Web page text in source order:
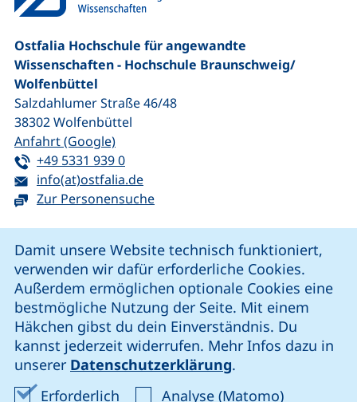
Damit unsere Website technisch funktioniert,
verwenden wir dafür erforderliche Cookies.
Außerdem ermöglichen optionale Cookies eine
bestmögliche Nutzung der Seite. Mit einem
Häkchen gibst du dein Einverständnis. Du
kannst jederzeit widerrufen. Mehr Infos dazu in
unserer Datenschutzerklärung.
Erforderlich Erforderliche Cookies akzeptieren
Analyse (Matomo)Analyse-
Ostfalia Hochschule für angewandte
Wissenschaften - Hochschule Braunschweig/​
Wolfenbüttel
Salzdahlumer Straße 46/48
38302Wolfenbüttel
Anfahrt (Google)(externer Link, öffnet neues Fenster)
Tel:
+49 5331 939 0(startet einen Telefonanruf, wenn Ihr
E-Mail:
info(at)ostfalia.de(öffnet Ihr E-Mail-Programm)
Zur Personensuche
unsere Facebook-Seite (externer Link, öffnet neues
unsere LinkedIn-Seite (externer Link, öffnet
unsere Instagram-Seite (externer Link,
unsere YouTube-Seite (externer
Cookie-Einstellungen
Impressum